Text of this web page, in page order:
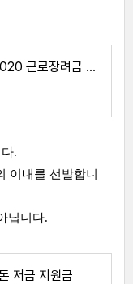
근로장려금 자격요건, 2020 근로장려금 신청 금액
.
이내를 선발합니
닙니다.
저금 지원금